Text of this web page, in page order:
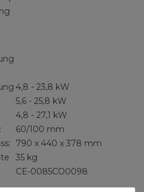
4,8 - 23,8 kW
5,6 - 25,8 kW
4,8 - 27,1 kW
60/100 mm
790 x 440 x 378 mm
35 kg
CE-0085CO0098